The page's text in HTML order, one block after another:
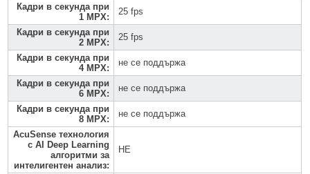
Кадри в секунда при
1 MPX:
25 fps
Кадри в секунда при
2 MPX:
25 fps
Кадри в секунда при
4 MPX:
не се поддържа
Кадри в секунда при
6 MPX:
не се поддържа
Кадри в секунда при
8 MPX:
не се поддържа
AcuSense технология
с AI Deep Learning
алгоритми за
интелигентен анализ:
НЕ